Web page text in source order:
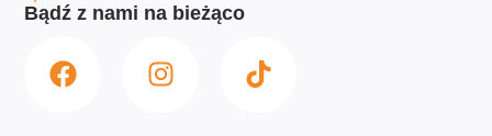
Bądź z nami na bieżąco